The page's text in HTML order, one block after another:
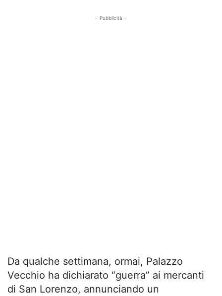
- Pubblicità -
Da qualche settimana, ormai, Palazzo
Vecchio ha dichiarato “guerra” ai mercanti
di San Lorenzo, annunciando un